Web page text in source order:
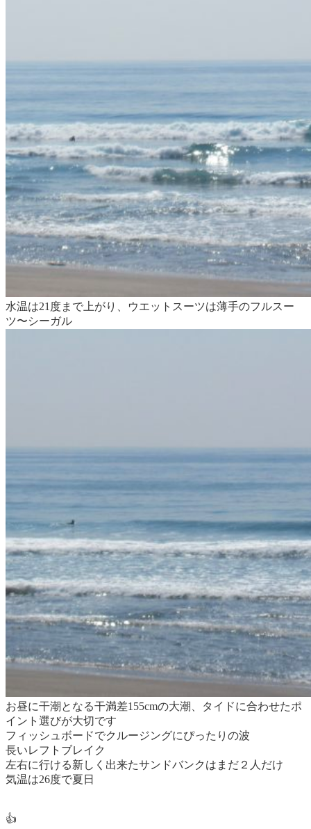
水温は21度まで上がり、ウエットスーツは薄手のフルスー
ツ〜シーガル
お昼に干潮となる干満差155cmの大潮、タイドに合わせたポ
イント選びが大切です
フィッシュボードでクルージングにぴったりの波
長いレフトブレイク
左右に行ける新しく出来たサンドバンクはまだ２人だけ
気温は26度で夏日
👍